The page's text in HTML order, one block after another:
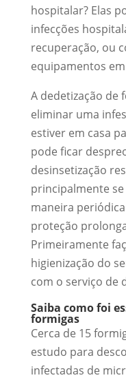
hospitalar? Elas
infecções
recuperação, ou
equipamentos
A dedetização de
eliminar uma
estiver em casa
pode ficar
desinsetização
principalmente se
maneira
proteção
Primeiramente
higienização do
com o serviço de
Saiba como foi
formigas
Cerca de 15
estudo para
infectadas de